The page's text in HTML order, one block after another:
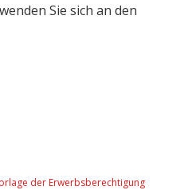
Sie sich an den
der Erwerbsberechtigung